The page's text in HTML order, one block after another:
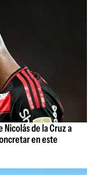
de la Cruz a
en este